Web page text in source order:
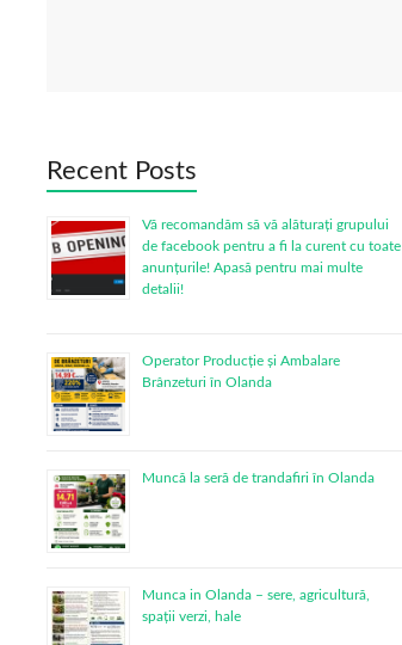
Recent Posts
Vă recomandăm să vă alăturați grupului
de facebook pentru a fi la curent cu toate
anunțurile! Apasă pentru mai multe
detalii!
Operator Producție și Ambalare
Brânzeturi în Olanda
Muncă la seră de trandafiri în Olanda
Munca in Olanda – sere, agricultură,
spații verzi, hale